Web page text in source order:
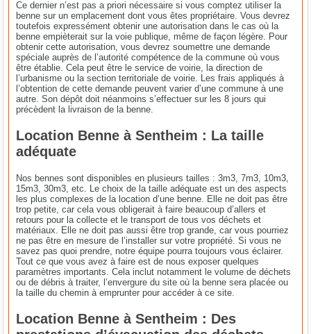
Ce dernier n’est pas a priori nécessaire si vous comptez utiliser la
benne sur un emplacement dont vous êtes propriétaire. Vous devrez
toutefois expressément obtenir une autorisation dans le cas où la
benne empièterait sur la voie publique, même de façon légère. Pour
obtenir cette autorisation, vous devrez soumettre une demande
spéciale auprès de l’autorité compétence de la commune où vous
être établie. Cela peut être le service de voirie, la direction de
l’urbanisme ou la section territoriale de voirie. Les frais appliqués à
l’obtention de cette demande peuvent varier d’une commune à une
autre. Son dépôt doit néanmoins s’effectuer sur les 8 jours qui
précèdent la livraison de la benne.
Location Benne à Sentheim : La taille
adéquate
Nos bennes sont disponibles en plusieurs tailles : 3m3, 7m3, 10m3,
15m3, 30m3, etc. Le choix de la taille adéquate est un des aspects
les plus complexes de la location d’une benne. Elle ne doit pas être
trop petite, car cela vous obligerait à faire beaucoup d’allers et
retours pour la collecte et le transport de tous vos déchets et
matériaux. Elle ne doit pas aussi être trop grande, car vous pourriez
ne pas être en mesure de l’installer sur votre propriété. Si vous ne
savez pas quoi prendre, notre équipe pourra toujours vous éclairer.
Tout ce que vous avez à faire est de nous exposer quelques
paramètres importants. Cela inclut notamment le volume de déchets
ou de débris à traiter, l’envergure du site où la benne sera placée ou
la taille du chemin à emprunter pour accéder à ce site.
Location Benne à Sentheim : Des